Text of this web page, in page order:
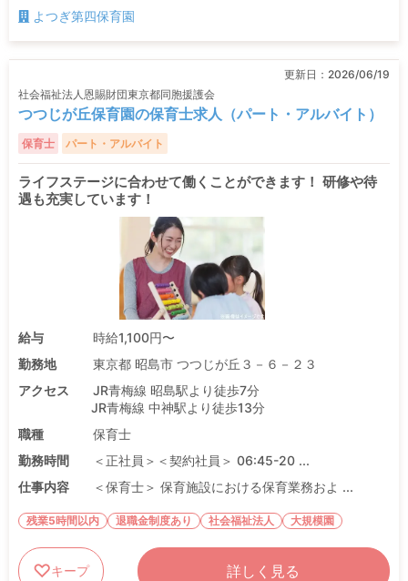
よつぎ第四保育園
更新日： 2026/06/19
社会福祉法人恩賜財団東京都同胞援護会
つつじが丘保育園の保育士求人（パート・アルバイト）
保育士 パート・アルバイト
ライフステージに合わせて働くことができます！ 研修や待
遇も充実しています！
給与
時給1,100円〜
勤務地
東京都 昭島市 つつじが丘３－６－２３
アクセス
JR青梅線 昭島駅より徒歩7分
JR青梅線 中神駅より徒歩13分
職種
保育士
勤務時間
＜正社員＞＜契約社員＞ 06:45-20 ...
仕事内容
＜保育士＞ 保育施設における保育業務およ ...
残業5時間以内 退職金制度あり 社会福祉法人 大規模園
キープ 詳しく見る